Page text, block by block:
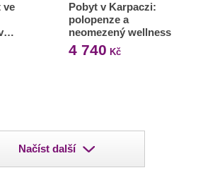
ve
Pobyt v Karpaczi:
polopenze a
neomezený wellness
4 740 Kč
Načíst další